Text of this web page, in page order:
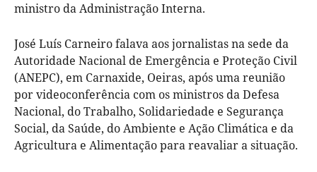
ministro da Administração Interna.
José Luís Carneiro falava aos jornalistas na sede da
Autoridade Nacional de Emergência e Proteção Civil
(ANEPC), em Carnaxide, Oeiras, após uma reunião
por videoconferência com os ministros da Defesa
Nacional, do Trabalho, Solidariedade e Segurança
Social, da Saúde, do Ambiente e Ação Climática e da
Agricultura e Alimentação para reavaliar a situação.